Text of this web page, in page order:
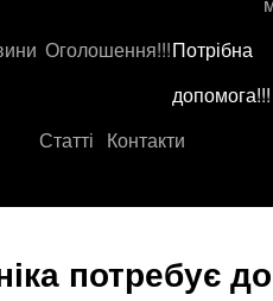
Оголошення!!!Потрібна
допомога!!!
Статті Контакти
потребує